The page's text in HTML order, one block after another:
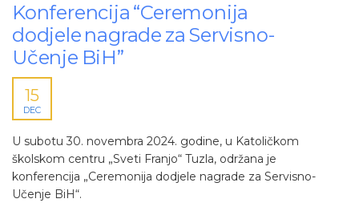
Konferencija “Ceremonija
dodjele nagrade za Servisno-
Učenje BiH”
15
DEC
U subotu 30. novembra 2024. godine, u Katoličkom
školskom centru „Sveti Franjo“ Tuzla, održana je
konferencija „Ceremonija dodjele nagrade za Servisno-
Učenje BiH“.